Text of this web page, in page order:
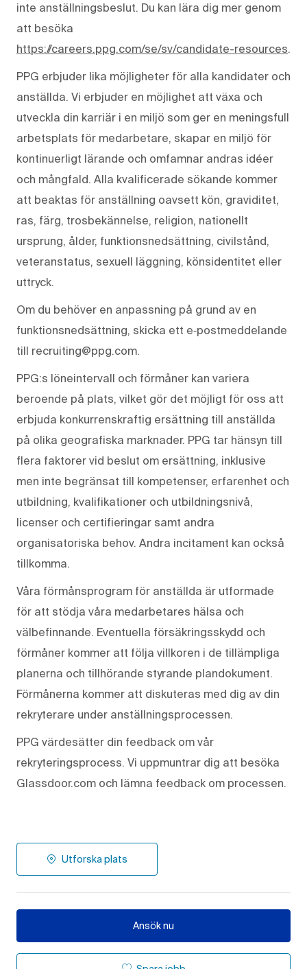
inte anställningsbeslut. Du kan lära dig mer genom
att besöka
https://careers.ppg.com/se/sv/candidate-resources.
PPG erbjuder lika möjligheter för alla kandidater och
anställda. Vi erbjuder en möjlighet att växa och
utveckla din karriär i en miljö som ger en meningsfull
arbetsplats för medarbetare, skapar en miljö för
kontinuerligt lärande och omfamnar andras idéer
och mångfald. Alla kvalificerade sökande kommer
att beaktas för anställning oavsett kön, graviditet,
ras, färg, trosbekännelse, religion, nationellt
ursprung, ålder, funktionsnedsättning, civilstånd,
veteranstatus, sexuell läggning, könsidentitet eller
uttryck.
Om du behöver en anpassning på grund av en
funktionsnedsättning, skicka ett e‑postmeddelande
till recruiting@ppg.com.
PPG:s löneintervall och förmåner kan variera
beroende på plats, vilket gör det möjligt för oss att
erbjuda konkurrenskraftig ersättning till anställda
på olika geografiska marknader. PPG tar hänsyn till
flera faktorer vid beslut om ersättning, inklusive
men inte begränsat till kompetenser, erfarenhet och
utbildning, kvalifikationer och utbildningsnivå,
licenser och certifieringar samt andra
organisatoriska behov. Andra incitament kan också
tillkomma.
Våra förmånsprogram för anställda är utformade
för att stödja våra medarbetares hälsa och
välbefinnande. Eventuella försäkringsskydd och
förmåner kommer att följa villkoren i de tillämpliga
planerna och tillhörande styrande plandokument.
Förmånerna kommer att diskuteras med dig av din
rekryterare under anställningsprocessen.
PPG värdesätter din feedback om vår
rekryteringsprocess. Vi uppmuntrar dig att besöka
Glassdoor.com och lämna feedback om processen.
Utforska plats
Ansök nu